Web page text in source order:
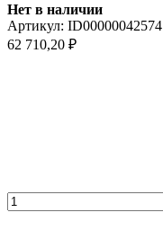
Нет в наличии
Артикул: ID00000042574
62 710,20 ₽